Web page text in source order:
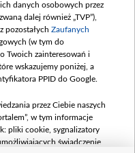
PLN
2025
PLN
2026 (wpłata
mln, 8
PLN
danych osobowych przez
dalej również „TVP”),
pozostałych Zaufanych
(w tym do
Twoich zainteresowań i
wskazujemy poniżej, a
PPID do Google.
przez Ciebie naszych
w tym informacje
pliki cookie, sygnalizatory
świadczenie